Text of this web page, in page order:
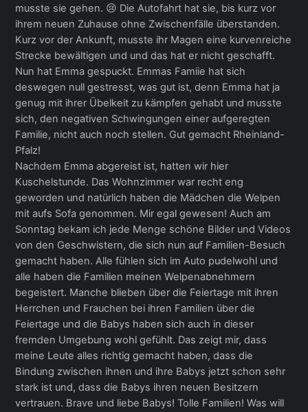
musste sie gehen. 😢 Die Autofahrt hat sie, bis kurz vor
ihrem neuen Zuhause ohne Zwischenfälle überstanden.
Kurz vor der Ankunft, musste ihr Magen eine kurvenreiche
Strecke bewältigen und und das hat er nicht geschafft.
Nun hat Emma gespuckt. Emmas Famiie hat sich
deswegen null gestresst, was gut ist, denn Emma hat ja
genug mit ihrer Übelkeit zu kämpfen gehabt und musste
sich, den negativen Schwingungen einer aufgeregten
Familie, nicht auch noch stellen. Gut gemacht Rheinland-
Pfalz!
Nachdem Emma abgereist ist, hatten wir hier
Kuschelstunde. Das Wohnzimmer war recht eng
geworden und natürlich haben die Mädchen die Welpen
mit aufs Sofa genommen. Mir egal gewesen! Auch am
Sonntag bekam ich jede Menge schöne Bilder und Videos
von den Geschwistern, die sich nun auf Familien-Besuch
gemacht haben. Alle fühlen sich im Auto pudelwohl und
alle haben die Familien meinen Welpenabnehmern
begeistert. Manche blieben über die Feiertage mit ihren
Herrchen und Frauchen bei ihren Familien über die
Feiertage und die Babys haben sich auch in dieser
fremden Umgebung wohl gefühlt. Das zeigt mir, dass
meine Leute alles richtig gemacht haben, dass die
Bindung zwischen ihnen und ihre Babys jetzt schon sehr
stark ist und, dass die Babys ihren neuen Besitzern
vertrauen. Brave und liebe Babys! Tolle Familien! Was will